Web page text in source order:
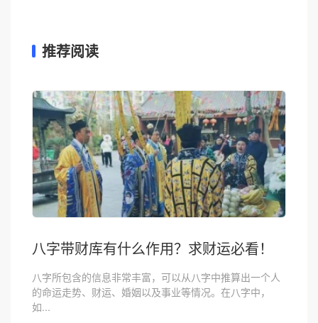
推荐阅读
八字带财库有什么作用？求财运必看！
八字所包含的信息非常丰富，可以从八字中推算出一个人
的命运走势、财运、婚姻以及事业等情况。在八字中，
如...